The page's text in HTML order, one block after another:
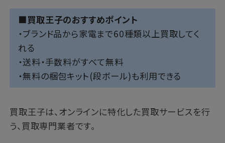
■買取王子のおすすめポイント
・ブランド品から家電まで60種類以上買取してく
れる
・送料・手数料がすべて無料
・無料の梱包キット(段ボール)も利用できる
買取王子は、オンラインに特化した買取サービスを行
う、買取専門業者です。